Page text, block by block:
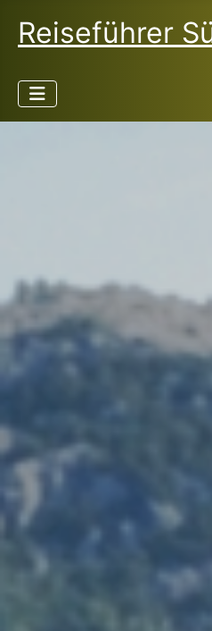
Reiseführer